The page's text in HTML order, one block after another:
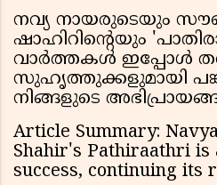
നവ്യ നായരുടെയും
ഷാഹിറിൻ്റെയും
വാർത്തകൾ ഇപ്പോൾ
സുഹൃത്തുക്കളുമായി
നിങ്ങളുടെ
Article Summary:
Shahir's Pathiraathri is
success, continuing its